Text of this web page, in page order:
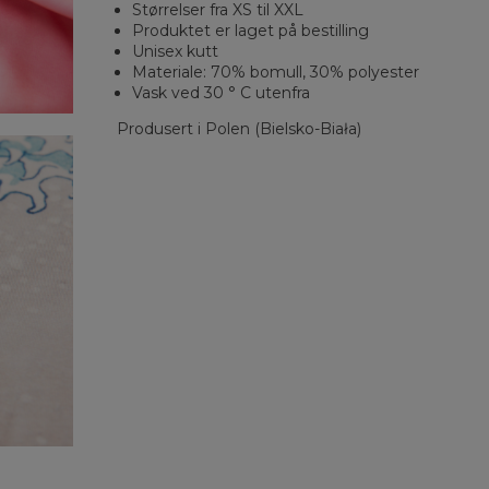
Størrelser fra XS til XXL
Produktet er laget på bestilling
Unisex kutt
Materiale: 70% bomull, 30% polyester
Vask ved 30 ° C utenfra
Produsert i Polen (Bielsko-Biała)